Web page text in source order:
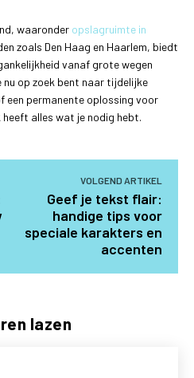
lazen
waaronder opslagruimte in
zoals Den Haag en Haarlem, biedt
vanaf grote wegen
nu op zoek bent naar tijdelijke
een permanente oplossing voor
alles wat je nodig hebt.
VOLGEND ARTIKEL
Geef je tekst flair:
handige tips voor
speciale karakters en
accenten